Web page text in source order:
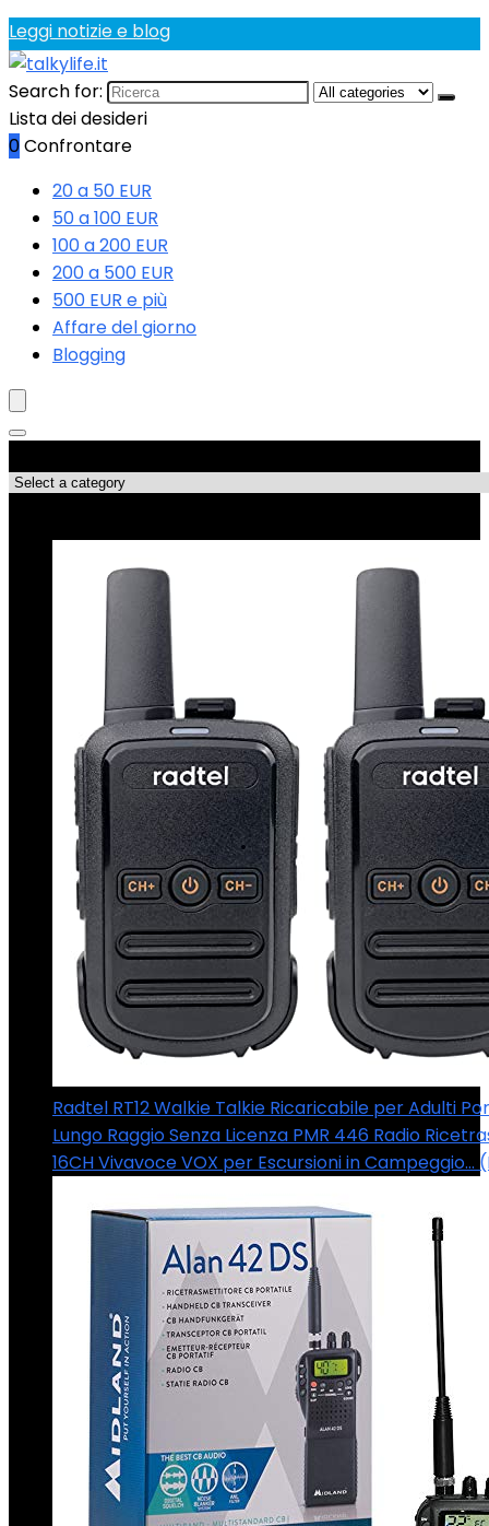
Leggi notizie e blog
Search for:
Lista dei desideri
0Confrontare
20 a 50 EUR
50 a 100 EUR
100 a 200 EUR
200 a 500 EUR
500 EUR e più
Affare del giorno
Blogging
Radtel RT12 Walkie Talkie Ricaricabile per Adulti
Lungo Raggio Senza Licenza PMR 446 Radio
16CH Vivavoce VOX per Escursioni in Campeggio…